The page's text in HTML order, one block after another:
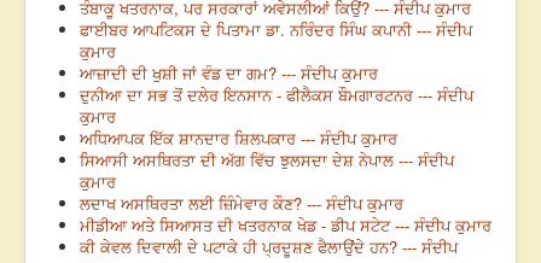
ਤੰਬਾਕੂ ਖਤਰਨਾਕ, ਪਰ ਸਰਕਾਰਾਂ ਅਵੇਸਲੀਆਂ ਕਿਉਂ? --- ਸੰਦੀਪ ਕੁਮਾਰ
ਫਾਈਬਰ ਆਪਟਿਕਸ ਦੇ ਪਿਤਾਮਾ ਡਾ. ਨਰਿੰਦਰ ਸਿੰਘ ਕਪਾਨੀ --- ਸੰਦੀਪ
ਕੁਮਾਰ
ਆਜ਼ਾਦੀ ਦੀ ਖੁਸ਼ੀ ਜਾਂ ਵੰਡ ਦਾ ਗਮ? --- ਸੰਦੀਪ ਕੁਮਾਰ
ਦੁਨੀਆ ਦਾ ਸਭ ਤੋਂ ਦਲੇਰ ਇਨਸਾਨ - ਫੀਲੈਕਸ ਬੌਮਗਾਰਟਨਰ --- ਸੰਦੀਪ
ਕੁਮਾਰ
ਅਧਿਆਪਕ ਇੱਕ ਸ਼ਾਨਦਾਰ ਸ਼ਿਲਪਕਾਰ --- ਸੰਦੀਪ ਕੁਮਾਰ
ਸਿਆਸੀ ਅਸਥਿਰਤਾ ਦੀ ਅੱਗ ਵਿੱਚ ਝੁਲਸਦਾ ਦੇਸ਼ ਨੇਪਾਲ --- ਸੰਦੀਪ
ਕੁਮਾਰ
ਲਦਾਖ ਅਸਥਿਰਤਾ ਲਈ ਜ਼ਿੰਮੇਵਾਰ ਕੌਣ? --- ਸੰਦੀਪ ਕੁਮਾਰ
ਮੀਡੀਆ ਅਤੇ ਸਿਆਸਤ ਦੀ ਖਤਰਨਾਕ ਖੇਡ - ਡੀਪ ਸਟੇਟ --- ਸੰਦੀਪ ਕੁਮਾਰ
ਕੀ ਕੇਵਲ ਦਿਵਾਲੀ ਦੇ ਪਟਾਕੇ ਹੀ ਪ੍ਰਦੂਸ਼ਣ ਫੈਲਾਉਂਦੇ ਹਨ? --- ਸੰਦੀਪ